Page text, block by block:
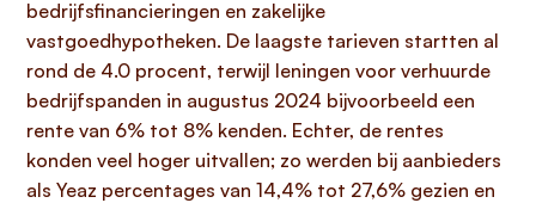
bedrijfsfinancieringen en zakelijke
vastgoedhypotheken. De laagste tarieven startten al
rond de 4.0 procent, terwijl leningen voor verhuurde
bedrijfspanden in augustus 2024 bijvoorbeeld een
rente van 6% tot 8% kenden. Echter, de rentes
konden veel hoger uitvallen; zo werden bij aanbieders
als Yeaz percentages van 14,4% tot 27,6% gezien en